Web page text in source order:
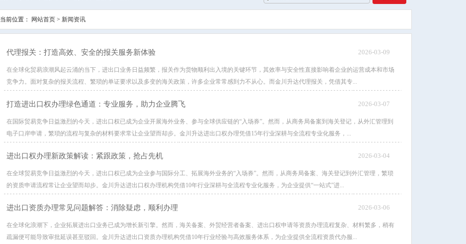
当前位置： 网站首页> 新闻资讯
代理报关：打造高效、安全的报关服务新体验 2026-03-09
在全球化贸易浪潮风起云涌的当下，进出口业务日益频繁，报关作为货物顺利出入境的关键环节，其效率与安全性直接影响着企业的运营成本和市场
竞争力。面对复杂的报关流程、繁琐的单证要求以及多变的海关政策，许多企业常常感到力不从心。而金川升达代理报关，凭借其专...
打造进出口权办理绿色通道：专业服务，助力企业腾飞 2026-03-07
在国际贸易竞争日益激烈的今天，进出口权已成为企业开展海外业务、参与全球供应链的“入场券”。然而，从商务局备案到海关登记，从外汇管理到
电子口岸申请，繁琐的流程与复杂的材料要求常让企业望而却步。金川升达进出口权办理凭借15年行业深耕与全流程专业化服务，...
进出口权办理新政策解读：紧跟政策，抢占先机 2026-03-04
在全球贸易竞争日益激烈的今天，进出口权已成为企业参与国际分工、拓展海外业务的“入场券”。然而，从商务局备案、海关登记到外汇管理，繁琐
的资质申请流程常让企业望而却步。金川升达进出口权办理机构凭借10年行业深耕与全流程专业化服务，为企业提供“一站式”进...
进出口资质办理常见问题解答：消除疑虑，顺利办理 2026-03-06
在全球化浪潮下，企业拓展进出口业务已成为增长新引擎。然而，海关备案、外贸经营者备案、进出口权申请等资质办理流程复杂、材料繁多，稍有
疏漏便可能导致审批延误甚至驳回。金川升达进出口资质办理机构凭借10年行业经验与高效服务体系，为企业提供全流程资质代办服...